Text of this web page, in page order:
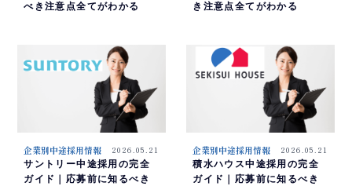
べき注意点全てがわかる
き注意点全てがわかる
企業別中途採用情報 2026.05.21
サントリー中途採用の完全
ガイド｜応募前に知るべき
企業別中途採用情報 2026.05.21
積水ハウス中途採用の完全
ガイド｜応募前に知るべき